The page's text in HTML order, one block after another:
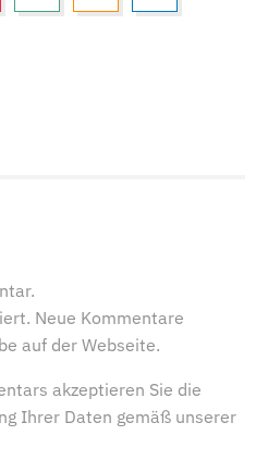
Neue Kommentare
auf der Webseite.
akzeptieren Sie die
Ihrer Daten gemäß unserer